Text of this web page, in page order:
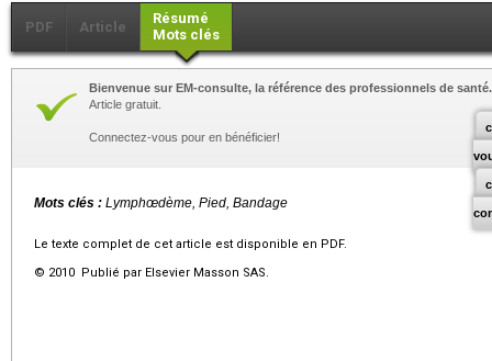
PDF Article
Résumé
Mots clés
Bienvenue sur EM-consulte, la référence des professionnels de santé.
Article gratuit.
Connectez-vous pour en bénéficier!
Mots clés : Lymphœdème, Pied, Bandage
Le texte complet de cet article est disponible en PDF.
© 2010 Publié par Elsevier Masson SAS.